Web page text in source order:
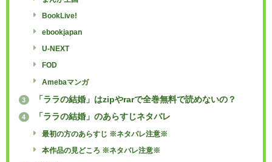
BookLive!
ebookjapan
U-NEXT
FOD
Amebaマンガ
3 「ララの結婚」はzipやrarで全巻無料で読めないの？
4 「ララの結婚」のあらすじネタバレ
最初の方のあらすじ ※ネタバレ注意※
本作品の見どころ ※ネタバレ注意※